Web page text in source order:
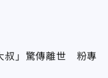
叔」驚傳離世 粉專